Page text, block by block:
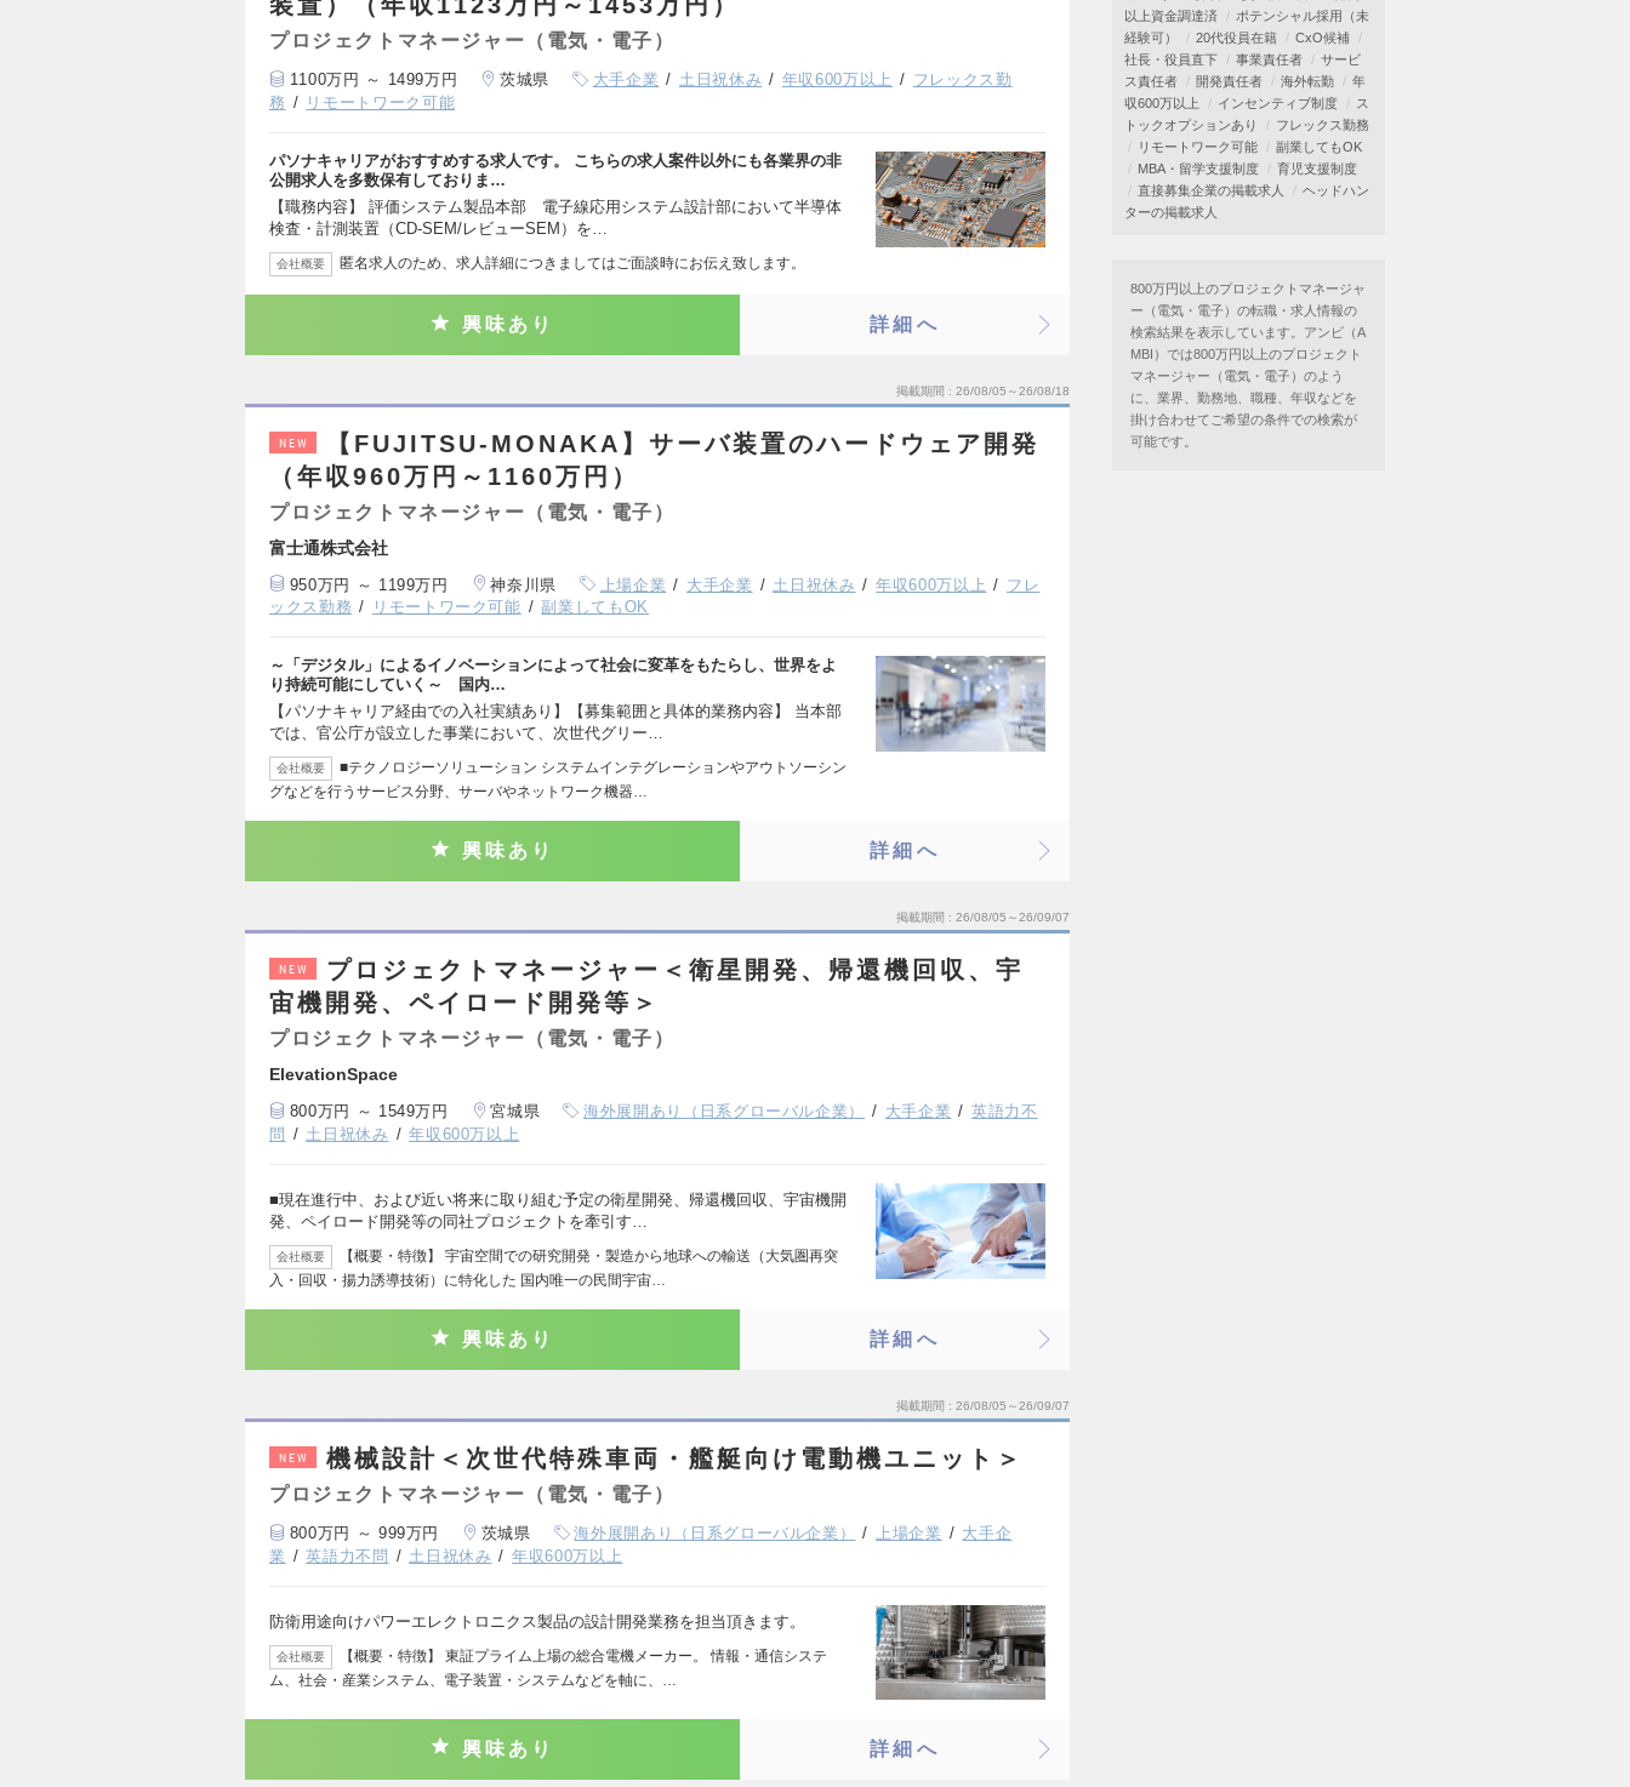
プロジェクトマネージャー（電気・電子）
1100万円 ～ 1499万円 茨城県 大手企業 土日祝休み 年収600万以上
フレックス勤
務
リモートワーク可能
パソナキャリアがおすすめする求人です。 こちらの求人案件以外にも各業界の非
公開求人を多数保有しておりま…
【職務内容】 評価システム製品本部 電子線応用システム設計部において半導体
検査・計測装置（CD-SEM/レビューSEM）を…
会社概要 匿名求人のため、求人詳細につきましてはご面談時にお伝え致します。
興味あり 詳細へ
掲載期間 26/08/05～26/08/18
NEW
【FUJITSU-MONAKA】サーバ装置のハードウェア開発
（年収960万円～1160万円）
プロジェクトマネージャー（電気・電子）
富士通株式会社
950万円 ～ 1199万円 神奈川県 上場企業 大手企業 土日祝休み 年収600万以上
フレ
ックス勤務
リモートワーク可能 副業してもOK
～「デジタル」によるイノベーションによって社会に変革をもたらし、世界をよ
り持続可能にしていく～ 国内…
【パソナキャリア経由での入社実績あり】【募集範囲と具体的業務内容】 当本部
では、官公庁が設立した事業において、次世代グリー…
会社概要
■テクノロジーソリューション システムインテグレーションやアウトソーシン
グなどを行うサービス分野、サーバやネットワーク機器…
興味あり 詳細へ
掲載期間 26/08/05～26/09/07
NEW
プロジェクトマネージャー＜衛星開発、帰還機回収、宇
宙機開発、ペイロード開発等＞
プロジェクトマネージャー（電気・電子）
ElevationSpace
800万円 ～ 1549万円 宮城県 海外展開あり（日系グローバル企業） 大手企業
英語力不
問
土日祝休み 年収600万以上
■現在進行中、および近い将来に取り組む予定の衛星開発、帰還機回収、宇宙機開
発、ペイロード開発等の同社プロジェクトを牽引す…
会社概要
【概要・特徴】 宇宙空間での研究開発・製造から地球への輸送（大気圏再突
入・回収・揚力誘導技術）に特化した 国内唯一の民間宇宙…
興味あり 詳細へ
掲載期間 26/08/05～26/09/07
NEW 機械設計＜次世代特殊車両・艦艇向け電動機ユニット＞
プロジェクトマネージャー（電気・電子）
800万円 ～ 999万円 茨城県 海外展開あり（日系グローバル企業） 上場企業
大手企
業
英語力不問 土日祝休み 年収600万以上
防衛用途向けパワーエレクトロニクス製品の設計開発業務を担当頂きます。
会社概要
【概要・特徴】 東証プライム上場の総合電機メーカー。 情報・通信システ
ム、社会・産業システム、電子装置・システムなどを軸に、…
興味あり 詳細へ
以上資金調達済
ポテンシャル採用（未
経験可）
20代役員在籍
CxO候補
社長・役員直下
事業責任者
サービ
ス責任者
開発責任者 海外転勤
年
収600万以上
インセンティブ制度
ス
トックオプションあり
フレックス勤務
リモートワーク可能
副業してもOK
MBA・留学支援制度
育児支援制度
直接募集企業の掲載求人
ヘッドハン
ターの掲載求人
800万円以上のプロジェクトマネージャ
ー（電気・電子）の転職・求人情報の
検索結果を表示しています。アンビ（A
MBI）では800万円以上のプロジェクト
マネージャー（電気・電子）のよう
に、業界、勤務地、職種、年収などを
掛け合わせてご希望の条件での検索が
可能です。